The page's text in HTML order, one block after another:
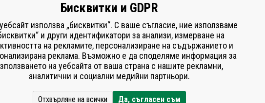
принтери
изпълнение
od smlouvy
Полезен подход
Goldenсертификат Heureka
Сейфонлайн плащания
Бисквитки и GDPR
използва „бисквитки“. С ваше съгласие, ние използваме
и други идентификатори за анализи, измерване на
на рекламите, персонализиране на съдържанието и
реклама. Възможно е да споделяме информация за
на уебсайта от ваша страна с нашите рекламни,
аналитични и социални медийни партньори.
Отхвърляне на всички Да, съгласен съм